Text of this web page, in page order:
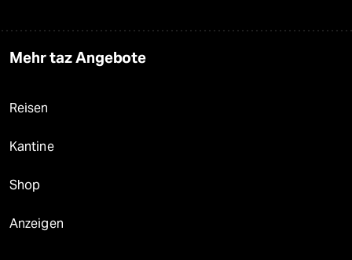
Mehr taz Angebote
Reisen
Kantine
Shop
Anzeigen